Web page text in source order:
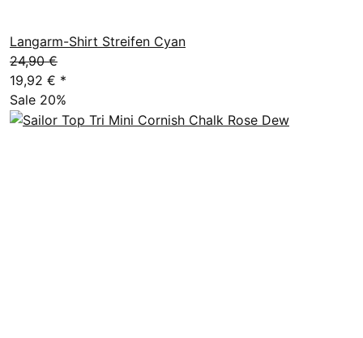
Langarm-Shirt Streifen Cyan
24,90 €
19,92 € *
Sale 20%